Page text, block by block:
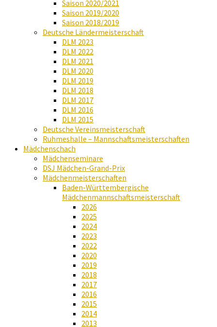
Saison 2020/2021
Saison 2019/2020
Saison 2018/2019
Deutsche Ländermeisterschaft
DLM 2023
DLM 2022
DLM 2021
DLM 2020
DLM 2019
DLM 2018
DLM 2017
DLM 2016
DLM 2015
Deutsche Vereinsmeisterschaft
Ruhmeshalle – Mannschaftsmeisterschaften
Mädchenschach
Mädchenseminare
DSJ Mädchen-Grand-Prix
Mädchenmeisterschaften
Baden-Württembergische
Mädchenmannschaftsmeisterschaft
2026
2025
2024
2023
2022
2020
2019
2018
2017
2016
2015
2014
2013